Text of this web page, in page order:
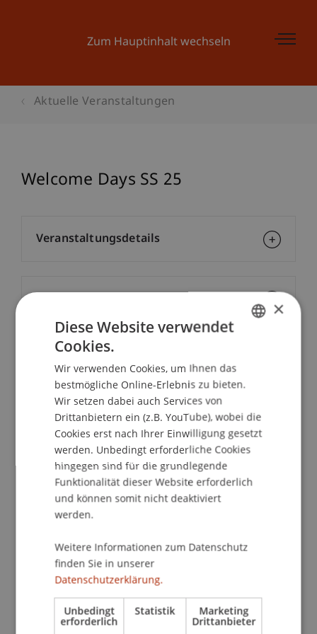
Zum Hauptinhalt wechseln
Aktuelle Veranstaltungen
Welcome Days SS 25
School/Professur:
Kommunikation und Marketing
Liebe Studienbeginnerinnen und Studienbeginner
Wir bemühen uns, dir den Einstieg in
Liechtenstein so angenehm wie möglich zu
machen und dich mit allen relevanten
Informationen zu versorgen. Diese Seite wird
noch bis zum Studienbeginn regelmässig
Dein Studium an der Universität Liechtenstein
beginnt mit den Welcome Days am:
Montag, 03. Februar 2025
Veranstaltungsdetails
×
Diese Website verwendet
Cookies.
Wir verwenden Cookies, um Ihnen das
bestmögliche Online-Erlebnis zu bieten.
Wir setzen dabei auch Services von
Drittanbietern ein (z.B. YouTube), wobei die
Cookies erst nach Ihrer Einwilligung gesetzt
werden. Unbedingt erforderliche Cookies
hingegen sind für die grundlegende
Funktionalität dieser Website erforderlich
und können somit nicht deaktiviert
werden.
Weitere Informationen zum Datenschutz
finden Sie in unserer
Datenschutzerklärung.
Unbedingt
erforderlich
Statistik Marketing
Drittanbieter